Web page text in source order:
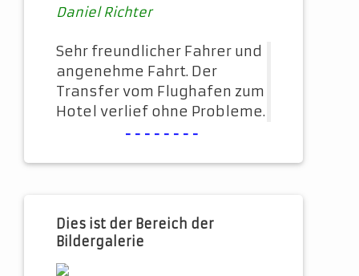
Daniel Richter
Sehr freundlicher Fahrer und
angenehme Fahrt. Der
Transfer vom Flughafen zum
Hotel verlief ohne Probleme.
--------
Dies ist der Bereich der
Bildergalerie